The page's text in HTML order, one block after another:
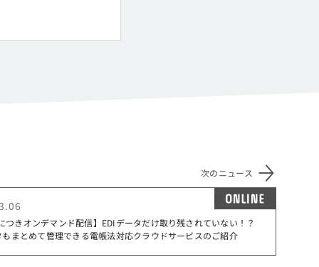
次のニュース
つきオンデマンド配信】EDIデータだけ取り残されていない！？
もまとめて管理できる電帳法対応クラウドサービスのご紹介